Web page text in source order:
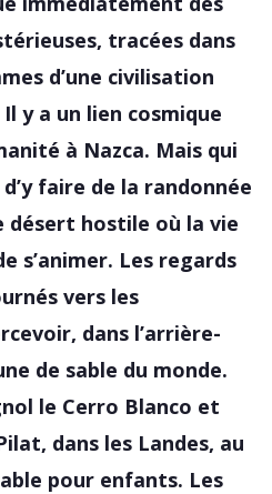
tracées dans
d’une civilisation
y a un lien cosmique
à Nazca. Mais qui
faire de la randonnée
désert hostile où la vie
s’animer. Les regards
vers les
dans l’arrière-
de sable du monde.
le Cerro Blanco et
dans les Landes, au
pour enfants. Les